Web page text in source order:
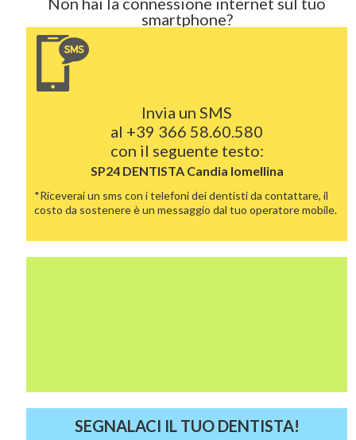
smartphone?
Invia un SMS
al +39 366 58.60.580
con il seguente testo:
SP24 DENTISTA Candia lomellina
*Riceverai un sms con i telefoni dei dentisti da contattare, il
costo da sostenere è un messaggio dal tuo operatore mobile.
SEGNALACI IL TUO DENTISTA!